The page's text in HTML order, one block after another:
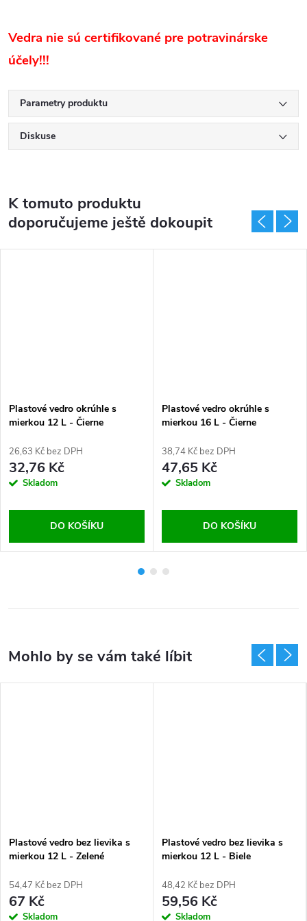
Vedra nie sú certifikované pre potravinárske
účely!!!
Parametry produktu
Diskuse
K tomuto produktu
doporučujeme ještě dokoupit
Plastové vedro okrúhle s
mierkou 12 L - Čierne
26,63 Kč bez DPH
32,76 Kč
Skladom
DO KOŠÍKU
Plastové vedro okrúhle s
mierkou 16 L - Čierne
38,74 Kč bez DPH
47,65 Kč
Skladom
DO KOŠÍKU
Plastové vedro bez lievika s
mierkou 12 L - Zelené
54,47 Kč bez DPH
67 Kč
Skladom
Plastové vedro bez lievika s
mierkou 12 L - Biele
48,42 Kč bez DPH
59,56 Kč
Skladom